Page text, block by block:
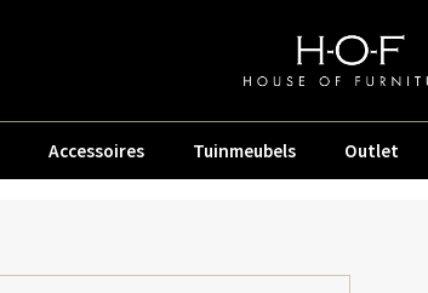
Accessoires Tuinmeubels Outlet